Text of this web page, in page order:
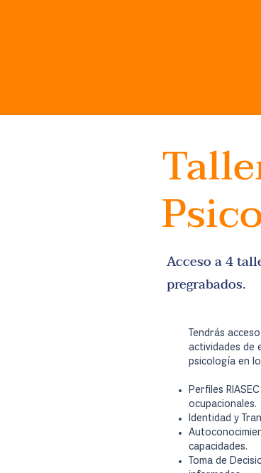
Acceso a 4
pregrabados.
Tendrás
actividades de
psicología en
Perfiles
ocupacionales.
Identidad y
capacidades.
Toma de